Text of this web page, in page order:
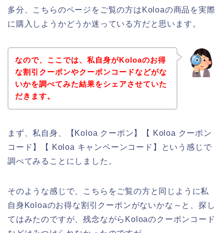
多分、こちらのページをご覧の方はKoloaの商品を実際
に購入しようかどうか迷っている方だと思います。
なので、ここでは、私自身がKoloaのお得
な割引クーポンやクーポンコードなどがな
いかを調べてみた結果をシェアさせていた
だきます。
まず、私自身、【Koloa クーポン】【 Koloa クーポン
コード】【 Koloa キャンペーンコード】という感じで
調べてみることにしました。
そのような感じで、こちらをご覧の方と同じように私
自身Koloaのお得な割引クーポンがないかな～と、探し
てはみたのですが、残念ながらKoloaのクーポンコード